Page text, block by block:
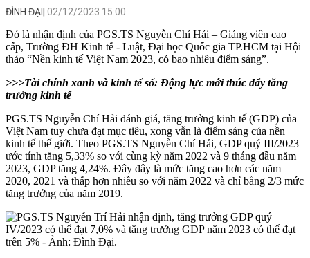
ĐÌNH ĐẠI 02/12/2023 15:00
Đó là nhận định của PGS.TS Nguyễn Chí Hải – Giảng viên cao
cấp, Trường ĐH Kinh tế - Luật, Đại học Quốc gia TP.HCM tại Hội
thảo “Nền kinh tế Việt Nam 2023, có bao nhiêu điểm sáng”.
>>>Tài chính xanh và kinh tế số: Động lực mới thúc đẩy tăng
trưởng kinh tế
PGS.TS Nguyễn Chí Hải đánh giá, tăng trưởng kinh tế (GDP) của
Việt Nam tuy chưa đạt mục tiêu, xong vẫn là điểm sáng của nền
kinh tế thế giới. Theo PGS.TS Nguyễn Chí Hải, GDP quý III/2023
ước tính tăng 5,33% so với cùng kỳ năm 2022 và 9 tháng đầu năm
2023, GDP tăng 4,24%. Đây đây là mức tăng cao hơn các năm
2020, 2021 và thấp hơn nhiều so với năm 2022 và chỉ bằng 2/3 mức
tăng trưởng của năm 2019.